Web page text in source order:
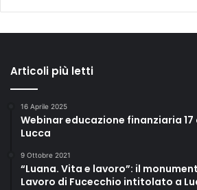
Articoli più letti
16 Aprile 2025
Webinar educazione finanziaria
Lucca
9 Ottobre 2021
“Luana. Vita e lavoro”: il
Lavoro di Fucecchio intitolato a